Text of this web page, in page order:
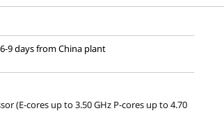
9 days from China plant
(E-cores up to 3.50 GHz P-cores up to 4.70